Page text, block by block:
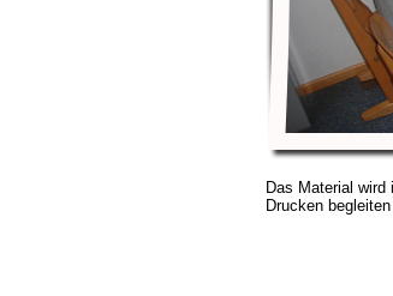
Das Material wird
Drucken